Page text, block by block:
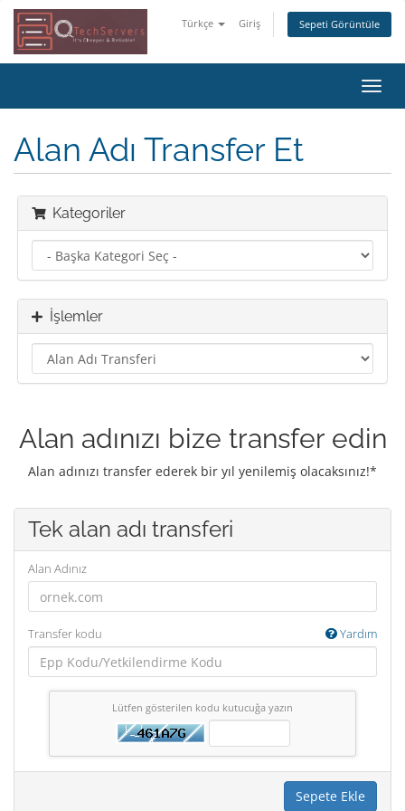
Türkçe Giriş Sepeti Görüntüle
Alan Adı Transfer Et
Kategoriler
İşlemler
Alan adınızı bize transfer edin
Alan adınızı transfer ederek bir yıl yenilemiş olacaksınız!*
Tek alan adı transferi
Alan Adınız
Transfer kodu Yardım
Lütfen gösterilen kodu kutucuğa yazın
Sepete Ekle